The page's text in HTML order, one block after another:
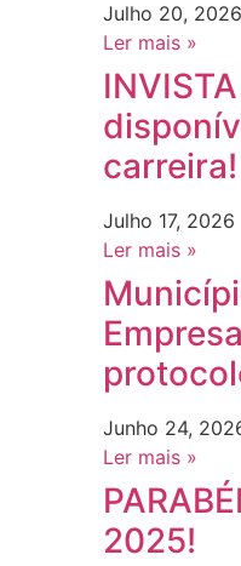
Julho 20, 2026
Ler mais »
carreira!
Julho 17, 2026
Ler mais »
Junho 24,
Ler mais »
2025!